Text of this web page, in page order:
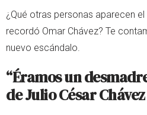
¿Qué otras personas aparecen
recordó Omar Chávez? Te
nuevo escándalo.
“Éramos un
de Julio César Chávez